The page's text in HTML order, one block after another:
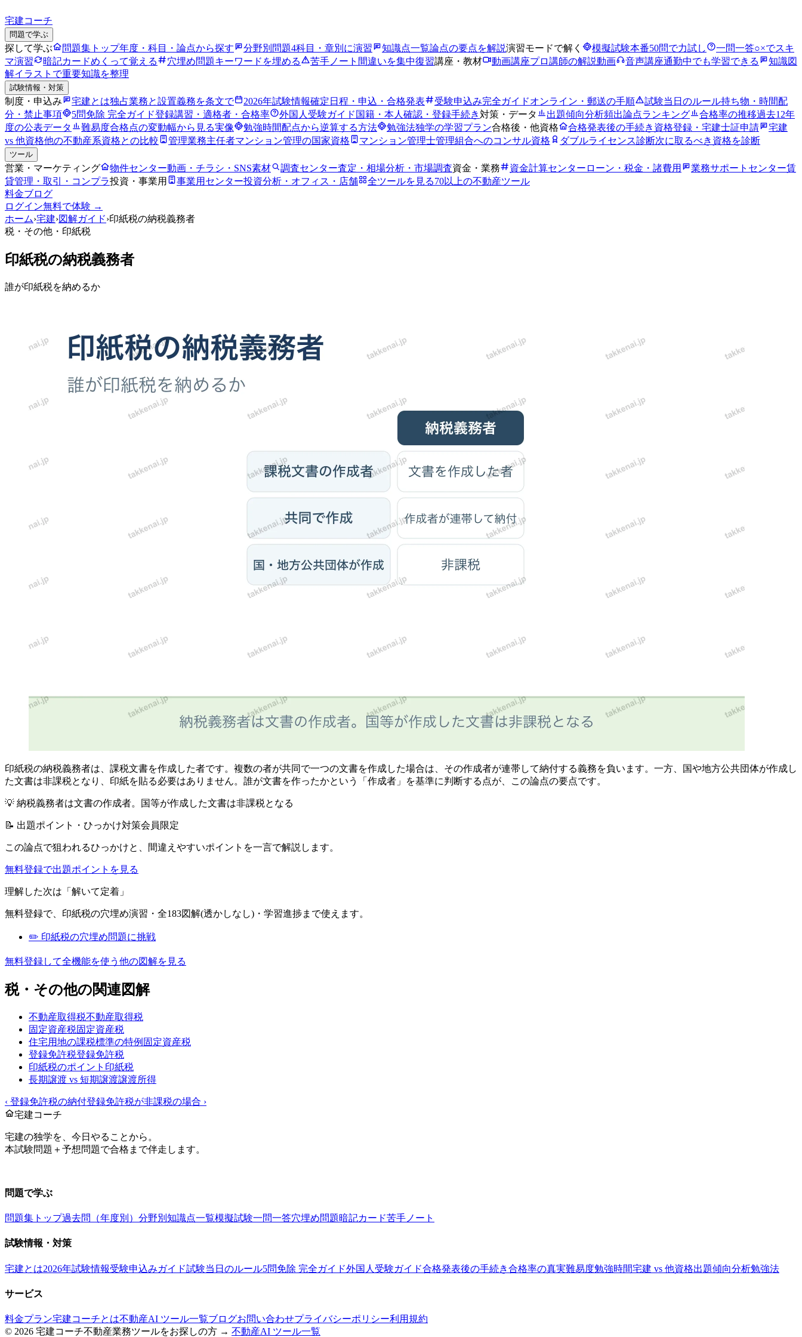
宅建コーチ
問題で学ぶ
探して学ぶ 問題集トップ年度・科目・論点から探す 分野別問題4科目・章別に演習 知識点一覧論点の要点を解説演習モードで解く 模擬試験本番50問で力試し 一問一答○×でスキ
マ演習
暗記カードめくって覚える 穴埋め問題キーワードを埋める 苦手ノート 間違いを集中復習講座・教材 動画講座プロ講師の解説動画 音声講座通勤中でも学習できる
知識図
解イラストで重要知識を整理
試験情報・対策
制度・申込み 宅建とは独占業務と設置義務を条文で 2026年試験情報確定日程・申込・合格発表 受験申込み完全ガイドオンライン・郵送の手順 試験当日のルール持ち物・時間配
分・禁止事項
5問免除 完全ガイド登録講習・適格者・合格率 外国人受験ガイド 国籍・本人確認・登録手続き対策・データ 出題傾向分析頻出論点ランキング 合格率の推移過去12年
度の公表データ
難易度合格点の変動幅から見る実像 勉強時間配点から逆算する方法 勉強法独学の学習プラン合格後・他資格 合格発表後の手続き 資格登録・宅建士証申請
宅建
vs 他資格他の不動産系資格との比較 管理業務主任者マンション管理の国家資格 マンション管理士管理組合へのコンサル資格 ダブルライセンス診断次に取るべき資格を診断
ツール
営業・マーケティング 物件センター動画・チラシ・SNS素材 調査センター査定・相場分析・市場調査資金・業務 資金計算センター ローン・税金・諸費用 業務サポートセンター賃
貸管理・取引・コンプラ投資・事業用 事業用センター投資分析・オフィス・店舗 全ツールを見る70以上の不動産ツール
料金ブログ
ログイン無料で体験 →
ホーム›宅建›図解ガイド›印紙税の納税義務者
税・その他 ・印紙税
印紙税の納税義務者
誰が印紙税を納めるか
印紙税の納税義務者は、課税文書を作成した者です。複数の者が共同で一つの文書を作成した場合は、その作成者が連帯して納付する義務を負います。一方、国や地方公共団体が作成し
た文書は非課税となり、印紙を貼る必要はありません。誰が文書を作ったかという「作成者」を基準に判断する点が、この論点の要点です。
💡 納税義務者は文書の作成者。国等が作成した文書は非課税となる
📝 出題ポイント・ひっかけ対策会員限定
この論点で狙われるひっかけと、間違えやすいポイントを一言で解説します。
無料登録で出題ポイントを見る
理解した次は「解いて定着」
無料登録で、 印紙税の穴埋め演習・全183図解(透かしなし)・学習進捗まで使えます。
✏️ 印紙税の穴埋め問題に挑戦
無料登録して全機能を使う 他の図解を見る
税・その他の関連図解
不動産取得税不動産取得税
固定資産税固定資産税
住宅用地の課税標準の特例 固定資産税
登録免許税登録免許税
印紙税のポイント 印紙税
長期譲渡 vs 短期譲渡譲渡所得
‹ 登録免許税の納付登録免許税が非課税の場合 ›
宅建コーチ
宅建の独学を、今日やることから。
本試験問題＋予想問題で合格まで伴走します。
問題で学ぶ
問題集トップ過去問（年度別） 分野別 知識点一覧模擬試験一問一答穴埋め問題暗記カード苦手ノート
試験情報・対策
宅建とは2026年試験情報受験申込みガイド試験当日のルール5問免除 完全ガイド外国人受験ガイド合格発表後の手続き合格率の真実難易度勉強時間宅建 vs 他資格出題傾向分析勉強法
サービス
料金プラン宅建コーチとは不動産AI ツール一覧ブログお問い合わせプライバシーポリシー利用規約
© 2026 宅建コーチ不動産業務ツールをお探しの方 → 不動産AI ツール一覧